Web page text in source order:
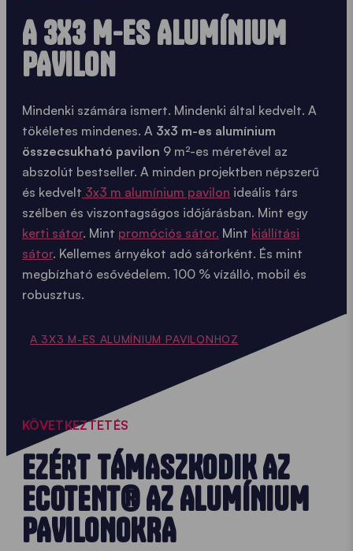
A 3X3 M-ES ALUMÍNIUM
PAVILON
Mindenki számára ismert. Mindenki által kedvelt. A
tökéletes mindenes. A 3x3 m-es alumínium
összecsukható pavilon 9 m²-es méretével az
abszolút bestseller. A minden projektben népszerű
és kedvelt 3x3 m alumínium pavilon ideális társ
szélben és viszontagságos időjárásban. Mint egy
kerti sátor. Mint promóciós sátor. Mint kiállítási
sátor. Kellemes árnyékot adó sátorként. És mint
megbízható esővédelem. 100 % vízálló, mobil és
robusztus.
A 3X3 M-ES ALUMÍNIUM PAVILONHOZ
KÖVETKEZTETÉS
EZÉRT TÁMASZKODIK AZ
ECOTENT® AZ ALUMÍNIUM
PAVILONOKRA